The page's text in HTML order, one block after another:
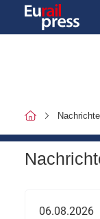
06.08.2026